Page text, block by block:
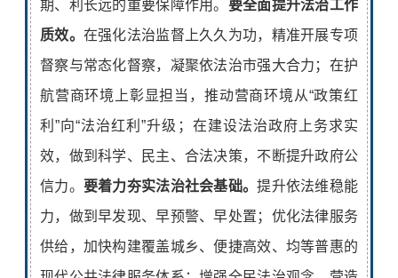
期、利长远的重要保障作用。 要全面提升法治工作
质效。 在强化法治监督上久久为功，精准开展专项
督察与常态化督察，凝聚依法治市强大合力； 在护
航营商环境上彰显担当， 推动营商环境从“政策红
利”向“法治红利”升级； 在建设法治政府上务求实
效， 做到科学、民主、合法决策，不断提升政府公
信力。 要着力夯实法治社会基础。提升依法维稳能
力， 做到早发现、早预警、早处置； 优化法律服务
供给， 加快构建覆盖城乡、便捷高效、均等普惠的